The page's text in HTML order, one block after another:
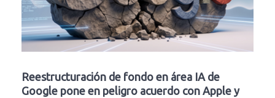
Reestructuración de fondo en área IA de
Google pone en peligro acuerdo con Apple y